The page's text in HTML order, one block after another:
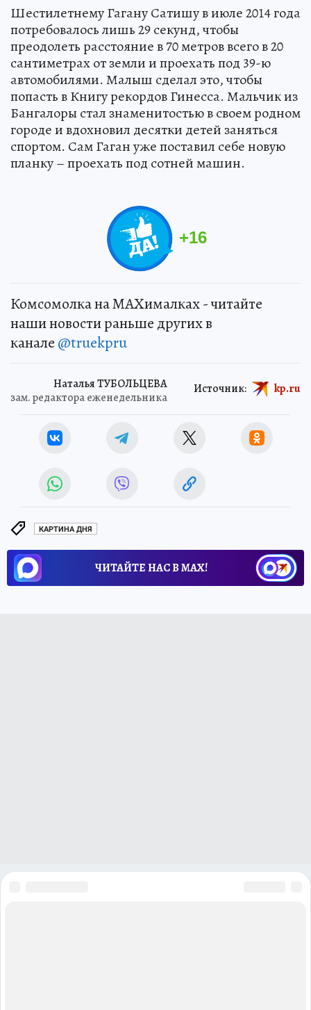
Шестилетнему Гагану Сатишу в июле 2014 года
потребовалось лишь 29 секунд, чтобы
преодолеть расстояние в 70 метров всего в 20
сантиметрах от земли и проехать под 39-ю
автомобилями. Малыш сделал это, чтобы
попасть в Книгу рекордов Гинесса. Мальчик из
Бангалоры стал знаменитостью в своем родном
городе и вдохновил десятки детей заняться
спортом. Сам Гаган уже поставил себе новую
планку – проехать под сотней машин.
+16
Комсомолка на MAXималках - читайте
наши новости раньше других в
канале @truekpru
Наталья ТУБОЛЬЦЕВА
зам. редактора еженедельника
Источник: kp.ru
КАРТИНА ДНЯ
ЧИТАЙТЕ НАС В МАХ!